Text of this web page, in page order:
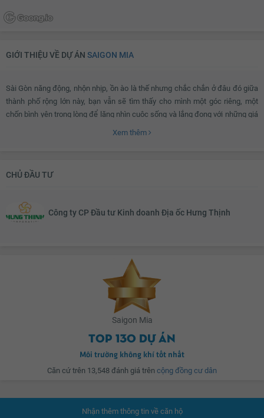
GIỚI THIỆU VỀ DỰ ÁN SAIGON MIA
Sài Gòn năng động, nhộn nhịp, ồn ào là thế nhưng chắc chắn ở đâu đó giữa
thành phố rộng lớn này, bạn vẫn sẽ tìm thấy cho mình một góc riêng, một
chốn bình yên trong lòng để lặng nhìn cuộc sống và lắng đọng với những giá
Gòn.
SaigonMiatọa lạc tại khu Trung Sơn - nơi được ví như “bán đảo xanh” giữa
hàng loạt tiện ích hiện đại nên SaigonMia sẽ đem đến cho gia đình bạn
cuộc sống trong lành và đẳng cấp nhất.
được xem là một trong rất ít dự án tại khu Trung Sơn sở hữu vị trí
hiếm có khi tọa lạc tại đường Nguyễn Văn Cừ nối dài và có 3 mặt view sông.
Nhờ sở hữu vị trí lý tưởng nên SaigonMia tách biệt vừa đủ để tránh ồn ào nơi
phố thị nhưng vẫn đem lại cho cư dân cuộc sống tiện nghi và gần gũi thiên
, cư dân chỉ mất khoảng 5 phút để vào trung tâm Quận 1 và
Xem thêm
CHỦ ĐẦU TƯ
Công ty CP Đầu tư Kinh doanh Địa ốc Hưng Thịnh
Saigon Mia
Top 130 dự án
Môi trường không khí tốt nhất
Căn cứ trên 13,548 đánh giá trên cộng đồng cư dân
Nhận thêm thông tin về căn hộ